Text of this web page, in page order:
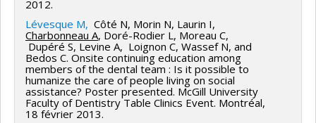
2012.
Lévesque M, Côté N, Morin N, Laurin I,
Charbonneau A, Doré-Rodier L, Moreau C,
Dupéré S, Levine A, Loignon C, Wassef N, and
Bedos C. Onsite continuing education among
members of the dental team : Is it possible to
humanize the care of people living on social
assistance? Poster presented. McGill University
Faculty of Dentistry Table Clinics Event. Montréal,
18 février 2013.